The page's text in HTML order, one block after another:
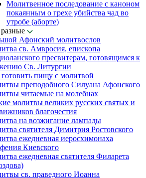
Молитвенное последование с каноном
покаянным о грехе убийства чад во
утробе (аборте)
Афонский молитвослов
св. Амвросия, епископа
пресвитерам, готовящимся к
Св. Литургии
пищу с молитвой
преподобного Силуана Афонского
читаемые на молебнах
молитвы великих русских святых и
благочестия
на возжигание лампады
святителя Димитрия Ростовского
ежедневная иеросхимонаха
Киевского
ежедневная святителя Филарета
св. праведного Иоанна